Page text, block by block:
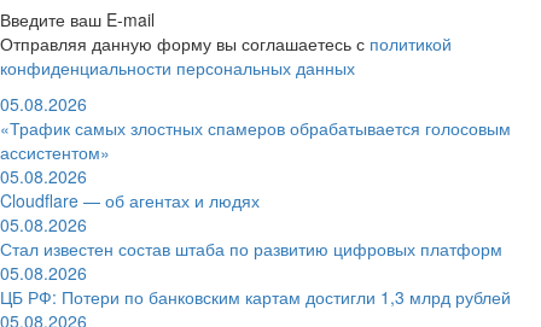
Введите ваш E-mail
Отправляя данную форму вы соглашаетесь с политикой
конфиденциальности персональных данных
05.08.2026
«Трафик самых злостных спамеров обрабатывается голосовым
ассистентом»
05.08.2026
Cloudflare — об агентах и людях
05.08.2026
Стал известен состав штаба по развитию цифровых платформ
05.08.2026
ЦБ РФ: Потери по банковским картам достигли 1,3 млрд рублей
05.08.2026